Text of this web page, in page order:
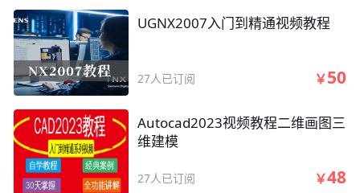
UGNX2007入门到精通视频教程
27人已订阅 ￥50
Autocad2023视频教程二维画图三
维建模
27人已订阅 ￥48